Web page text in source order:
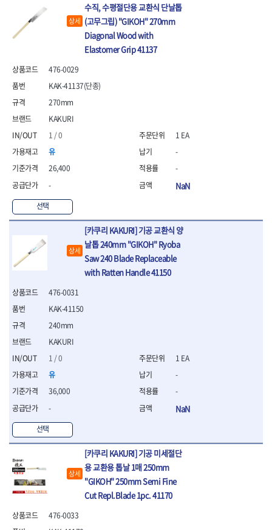
- 절연매트
- 방폭소켓
- 방폭콤비네이션렌치
- 방폭함마스패너
- 절연별드라이버
- 절연드라이버세트
- 스트리퍼
- 라쳇케이블커터
- 자동스트리퍼
- 케이블스트리퍼
- 압착기
- 절연비트홀다
- 절연비트홀다드라이버
- 절연L렌치
- 절연펜치
- 절연비트
- 절연드라이버교체날
- 절연공구세트
- 절연라쳇렌치세트
- 절연볼트커터
- 절연아답타
- 절연펀치
- 방폭연결대
- 방폭옵셋렌치
- 방폭니퍼
- 방폭렌치
- 방폭비트소켓
- 방폭아답타
상세
수직, 수평절단용 교환식 단날톱
(고무그립) "GIKOH" 270mm
Diagonal Wood with
Elastomer Grip 41137
476-0029
KAKURI
1 / 0
유
26,400
-
선택
KAK-41137(단종)
270mm
1 EA
-
-
NaN
상세
[카쿠리 KAKURI] 기공 교환식 양
날톱 240mm "GIKOH" Ryoba
Saw 240 Blade Replaceable
with Ratten Handle 41150
476-0031
KAKURI
1 / 0
유
36,000
-
선택
KAK-41150
240mm
1 EA
-
-
NaN
상세
[카쿠리 KAKURI] 기공 미세절단
용 교환용 톱날 1매 250mm
"GIKOH" 250mm Semi Fine
Cut Repl.Blade 1pc. 41170
476-0033